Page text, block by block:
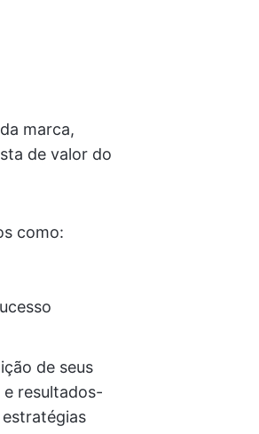
marca,
de valor do
como:
de seus
e resultados-